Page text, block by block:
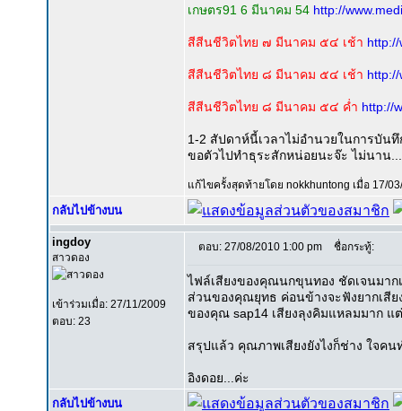
เกษตร91 6 มีนาคม 54 http://
สีสีนชีวิตไทย ๗ มีนาคม ๕๔ เช้า
สีสีนชีวิตไทย ๘ มีนาคม ๕๔ เช้า
สีสีนชีวิตไทย ๘ มีนาคม ๕๔ ค่ำ http://
1-2 สัปดาห์นี้เวลาไม่อำนวยในการบัน
ขอตัวไปทำธุระสักหน่อยนะจ๊ะ ไม่นาน
แก้ไขครั้งสุดท้ายโดย nokkhuntong เมื่อ 17/
กลับไปข้างบน
ingdoy
สาวดอง
เข้าร่วมเมื่อ: 27/11/2009
ตอบ: 23
ตอบ: 27/08/2010 1:00 pm ชื่อกระทู้:
ไฟล์เสียงของคุณนกขุนทอง ชัดเจนมาก
ส่วนของคุณยุทธ ค่อนข้างจะฟังยากเสีย
ของคุณ sap14 เสียงลุงคิมแหลมมาก แ
สรุปแล้ว คุณภาพเสียงยังไงก็ช่าง ใจค
อิงดอย...ค่ะ
กลับไปข้างบน